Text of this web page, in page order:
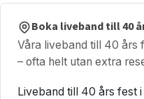
Boka liveband till 40
Våra liveband till 40 års
– ofta helt utan extra
Liveband till 40 års fest